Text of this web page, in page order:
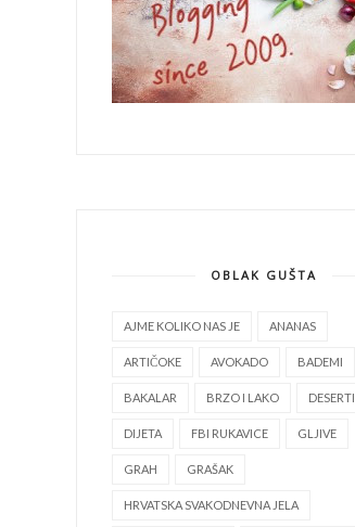
OBLAK GUŠTA
AJME KOLIKO NAS JE ANANAS
ARTIČOKE AVOKADO BADEMI
BAKALAR BRZO I LAKO DESERTI
DIJETA FBI RUKAVICE GLJIVE
GRAH GRAŠAK
HRVATSKA SVAKODNEVNA JELA